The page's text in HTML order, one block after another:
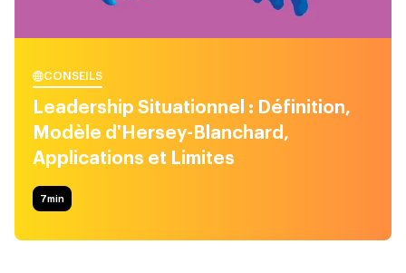
CONSEILS
Leadership Situationnel : Définition,
Modèle d'Hersey-Blanchard,
Applications et Limites
7min